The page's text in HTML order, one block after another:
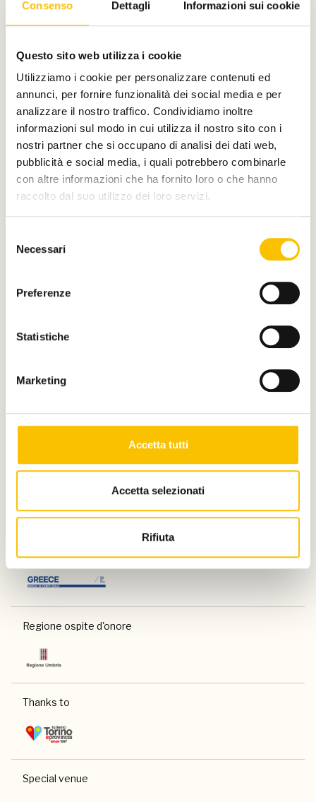
Consenso Dettagli Informazioni sui cookie
Questo sito web utilizza i cookie
Utilizziamo i cookie per personalizzare contenuti ed
annunci, per fornire funzionalità dei social media e per
analizzare il nostro traffico. Condividiamo inoltre
informazioni sul modo in cui utilizza il nostro sito con i
nostri partner che si occupano di analisi dei dati web,
pubblicità e social media, i quali potrebbero combinarle
con altre informazioni che ha fornito loro o che hanno
raccolto dal suo utilizzo dei loro servizi.
delNecessari
Preferenze
Statistiche
Marketing
Accetta tutti
Accetta selezionati
Rifiuta
Main partner
Silver partner
Charity partner
Regione ospite d'onore
Thanks to
Special venue